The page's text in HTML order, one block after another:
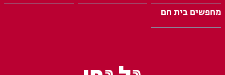
מחפשים בית חם